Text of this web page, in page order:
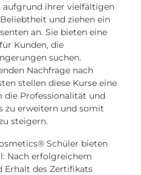
aufgrund ihrer vielfältigen
und ziehen ein
an. Sie bieten eine
Kunden, die
suchen.
Nachfrage nach
stellen diese Kurse eine
die Professionalität und
zu erweitern und somit
steigern.
Schüler bieten
Nach erfolgreichem
Erhalt des Zertifikats